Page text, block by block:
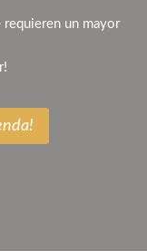
un mayor